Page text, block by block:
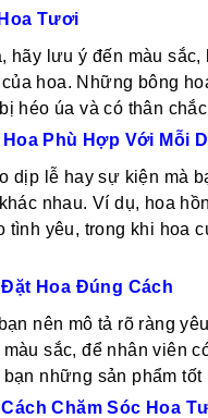
Tươi
hãy lưu ý đến màu sắc,
hoa. Những bông
héo úa và có thân
Phù Hợp Với Mỗi
dịp lễ hay sự kiện mà
nhau. Ví dụ, hoa
tình yêu, trong khi hoa
Hoa Đúng Cách
nên mô tả rõ ràng
sắc, để nhân viên
những sản phẩm tốt
Chăm Sóc Hoa